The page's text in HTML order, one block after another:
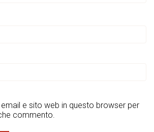
e sito web in questo browser per
commento.